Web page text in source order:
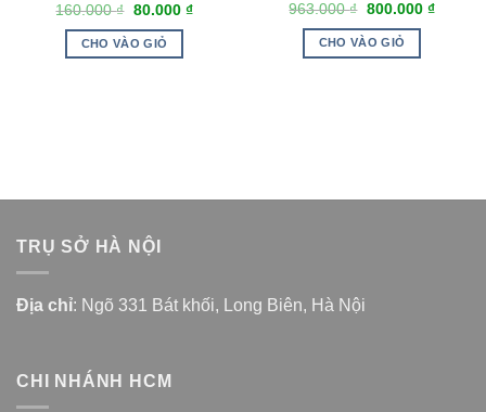
160.000₫ 80.000 ₫
CHO VÀO GIỎ
963.000₫ 800.000 ₫
CHO VÀO GIỎ
TRỤ SỞ HÀ NỘI
Địa chỉ: Ngõ 331 Bát khối, Long Biên, Hà Nội
CHI NHÁNH HCM